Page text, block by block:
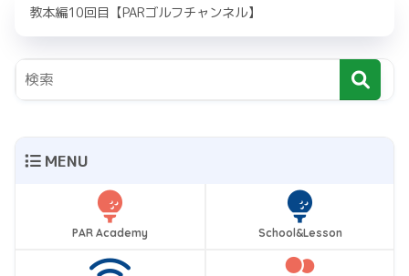
教本編10回目【PARゴルフチャンネル】
MENU
PAR Academy School&Lesson